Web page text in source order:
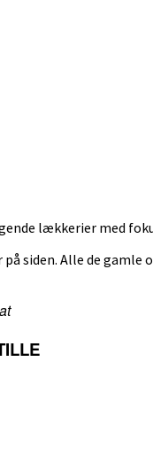
lækkerier med
siden. Alle de